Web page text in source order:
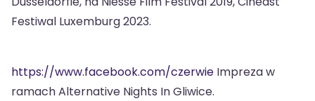
Festiwal Luxemburg 2023.
https://www.facebook.com/czerwie Impreza w
ramach Alternative Nights In Gliwice.